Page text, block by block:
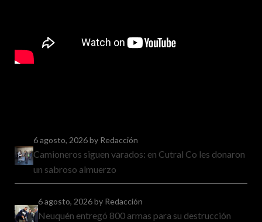
6 agosto, 2026by Redacción
Camioneros siguen varados: en Cutral Co les donaron
un sabroso almuerzo
6 agosto, 2026by Redacción
Neuquén entregó 800 armas para su destrucción